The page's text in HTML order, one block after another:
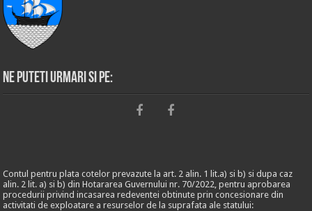
Ne puteti urmari si pe:
Contul pentru plata cotelor prevazute la art. 2 alin. 1 lit.a) si b) si dupa caz
alin. 2 lit. a) si b) din Hotararea Guvernului nr. 70/2022, pentru aprobarea
procedurii privind incasarea redeventei obtinute prin concesionare din
activitati de exploatare a resurselor de la suprafata ale statului: